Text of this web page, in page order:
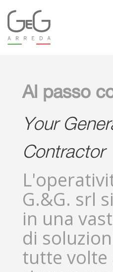
Al passo
Your
Contractor
G.&G. srl
in una
di
tutte volte